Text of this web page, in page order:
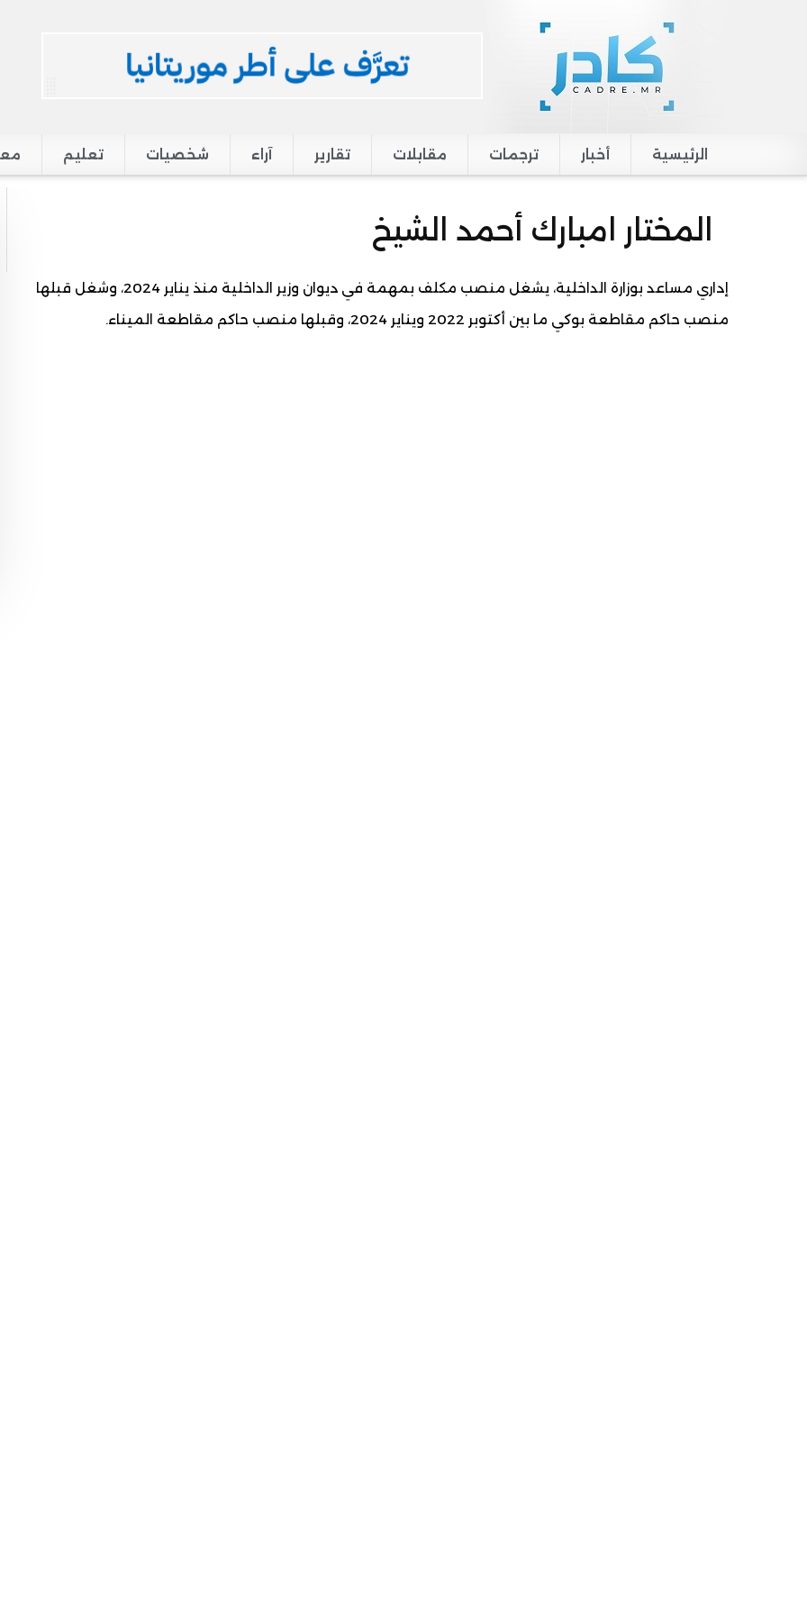
Main navigation
الرئيسية أخبار ترجمات مقابلات تقارير آراء شخصيات تعليم
المختار امبارك أحمد الشيخ
إداري مساعد بوزارة الداخلية، يشغل منصب مكلف بمهمة في ديوان وزير الداخلية منذ يناير 2024، وشغل قبلها
منصب حاكم مقاطعة بوكي ما بين أكتوبر 2022 ويناير 2024، وقبلها منصب حاكم مقاطعة الميناء.